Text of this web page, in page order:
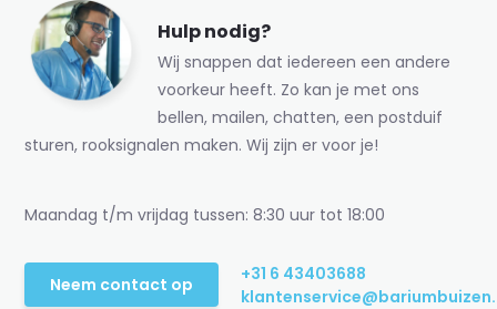
Hulp nodig?
Wij snappen dat iedereen een andere
voorkeur heeft. Zo kan je met ons
bellen, mailen, chatten, een postduif
sturen, rooksignalen maken. Wij zijn er voor je!
Maandag t/m vrijdag tussen: 8:30 uur tot 18:00
Neem contact op
+31 6 43403688